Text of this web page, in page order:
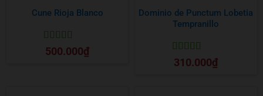
Cune Rioja Blanco
Được xếp
hạng55 sao
500.000₫
Dominio de Punctum Lobetia
Tempranillo
Được xếp
hạng55 sao
310.000₫